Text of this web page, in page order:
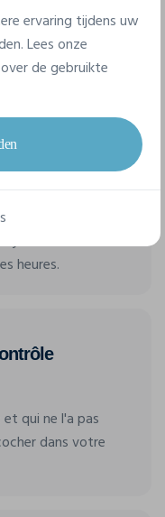
est centralisé et
interface
!
collecte et laissez
rythme. Vous
heures.
qui ne l'a pas
dans votre
ervaring tijdens uw
Lees onze
de gebruikte